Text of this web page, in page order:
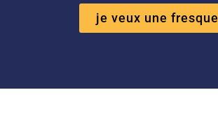
je veux une fresque